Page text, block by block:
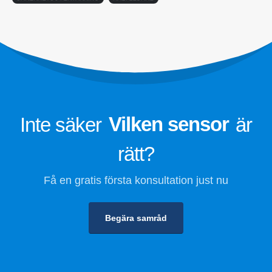
Inte säker Vilken sensor är
rätt?
Få en gratis första konsultation just nu
Begära samråd
Industriell kylgasövervakning
Winsen. © 2026. Alla rättigheter reserverade